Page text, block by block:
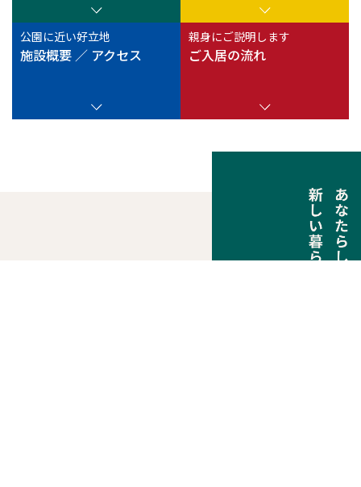
公園に近い好立地
施設概要 ／ アクセス
親身にご説明します
ご入居の流れ